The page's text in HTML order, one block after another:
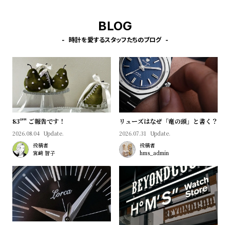
計
保
証
プ
ス
印
サ
ー
ビ
よ
く
あ
お
問
い
BLOG
時計を愛するスタッフたちのブログ
83º'" ご報告です！
2026.08.04 Update.
投稿者
宮﨑 智子
リューズはなぜ「竜の頭」と書く？
2026.07.31 Update.
投稿者
hms_admin